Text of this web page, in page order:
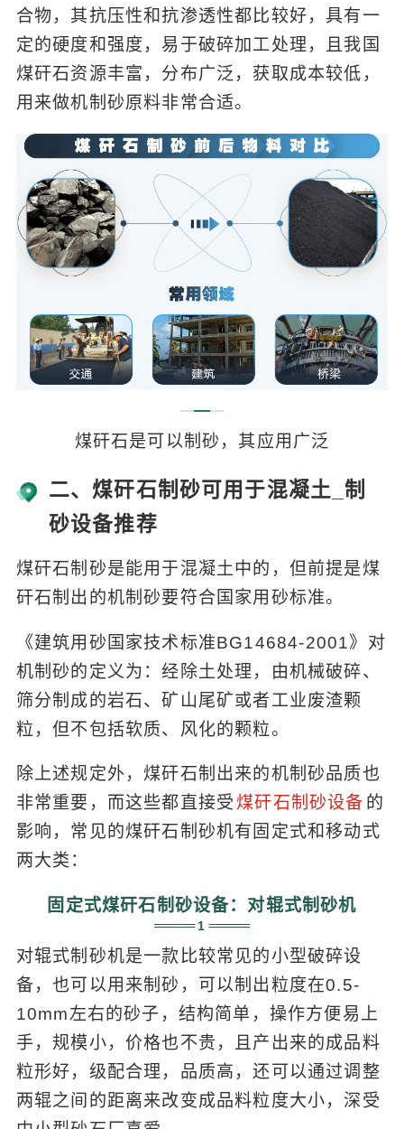
合物，其抗压性和抗渗透性都比较好，具有一
定的硬度和强度，易于破碎加工处理，且我国
煤矸石资源丰富，分布广泛，获取成本较低，
用来做机制砂原料非常合适。
煤矸石是可以制砂，其应用广泛
二、煤矸石制砂可用于混凝土_制
砂设备推荐
煤矸石制砂是能用于混凝土中的，但前提是煤
矸石制出的机制砂要符合国家用砂标准。
《建筑用砂国家技术标准BG14684-2001》对
机制砂的定义为：经除土处理，由机械破碎、
筛分制成的岩石、矿山尾矿或者工业废渣颗
粒，但不包括软质、风化的颗粒。
除上述规定外，煤矸石制出来的机制砂品质也
非常重要，而这些都直接受 煤矸石制砂设备 的
影响，常见的煤矸石制砂机有固定式和移动式
两大类：
1
固定式煤矸石制砂设备：对辊式制砂机
对辊式制砂机是一款比较常见的小型破碎设
备，也可以用来制砂，可以制出粒度在0.5-
10mm左右的砂子，结构简单，操作方便易上
手，规模小，价格也不贵，且产出来的成品料
粒形好，级配合理，品质高，还可以通过调整
两辊之间的距离来改变成品料粒度大小，深受